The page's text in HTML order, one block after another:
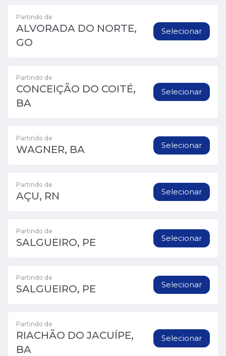
Partindo de
ALVORADA DO NORTE,
GO
Selecionar
Partindo de
CONCEIÇÃO DO COITÉ,
BA
Selecionar
Partindo de
WAGNER, BA Selecionar
Partindo de
AÇU, RN Selecionar
Partindo de
SALGUEIRO, PE Selecionar
Partindo de
SALGUEIRO, PE Selecionar
Partindo de
RIACHÃO DO JACUÍPE,
BA
Selecionar